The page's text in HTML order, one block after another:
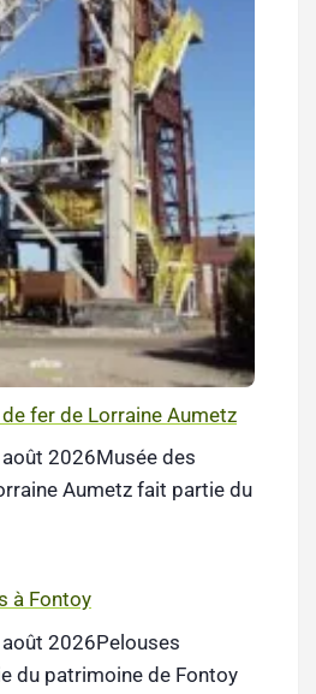
fer de Lorraine Aumetz
2026Musée des
Aumetz fait partie du
à Fontoy
2026Pelouses
du patrimoine de Fontoy